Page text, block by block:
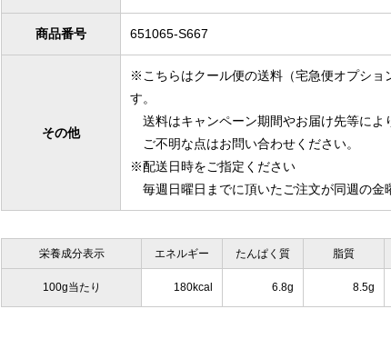
商品番号 651065-S667
その他
※こちらはクール便の送料（宅急便オプショ
す。
送料はキャンペーン期間やお届け先等によ
ご不明な点はお問い合わせください。
※配送日時をご指定ください
毎週日曜日までに頂いたご注文が同週の金
栄養成分表示 エネルギー たんぱく質 脂質
100g当たり 180kcal 6.8g 8.5g